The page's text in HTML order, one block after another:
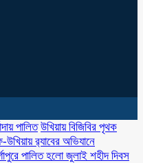
পালিত উখিয়ায় বিজিবির পৃথক
উখিয়ায় র‌্যাবের অভিযানে
পালিত হলো জুলাই শহীদ দিবস